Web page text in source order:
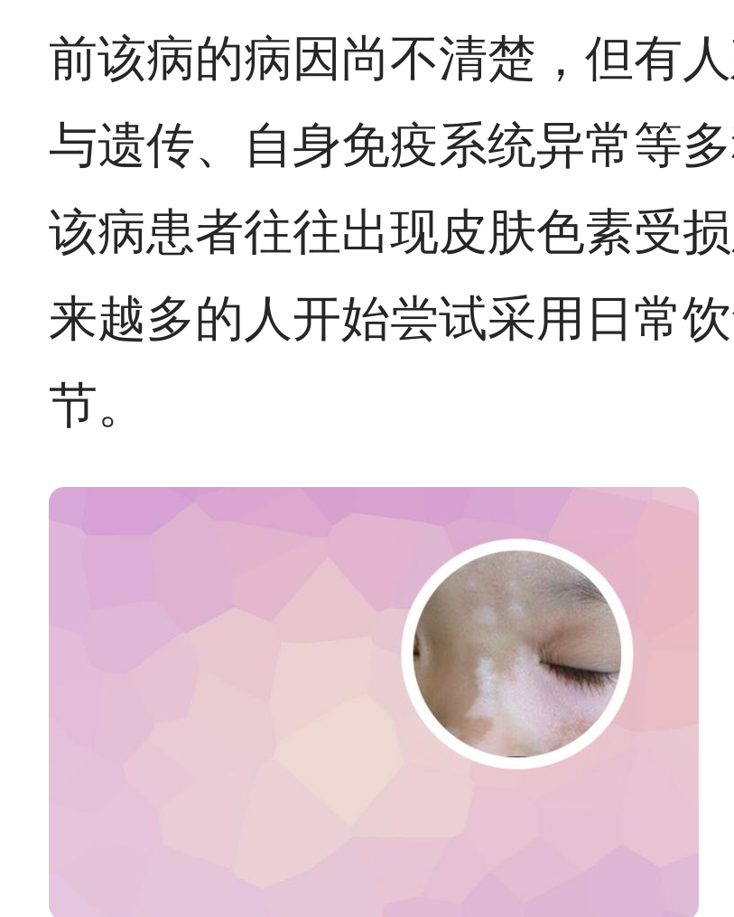
前该病的病因尚不清楚，但有
与遗传、自身免疫系统异常等
该病患者往往出现皮肤色素受
来越多的人开始尝试采用日常
节。